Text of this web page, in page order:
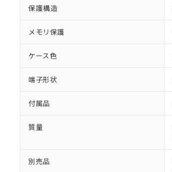
保護構造
メモリ保護
ケース色
端子形状
付属品
質量
別売品